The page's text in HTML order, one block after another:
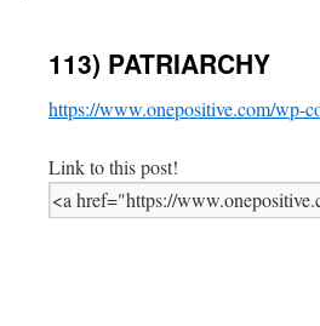
113) PATRIARCHY
https://www.onepositive.com/wp-
Link to this post!